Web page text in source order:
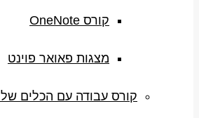
קורס OneNote
מצגות פאואר פוינט
קורס עבודה עם הכלים של Google